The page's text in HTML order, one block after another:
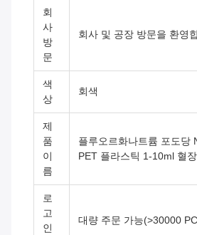
회
사
방
문
회사 및 공장 방문을 환영
색
상
회색
제
품
이
름
플루오르화나트륨 포도당
PET 플라스틱 1-10ml 혈
로
고
인
대량 주문 가능(>30000